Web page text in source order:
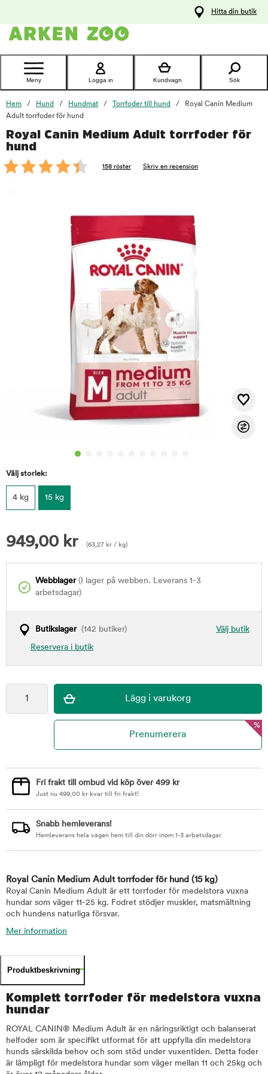
Kontakta
Hitta din butik
Meny Logga in Kundvagn Sök
Hem Hund Hundmat Torrfoder till hund
Royal Canin Medium
Adult torrfoder för hund
Royal Canin Medium Adult torrfoder för
hund
158 röster Skriv en recension
Välj storlek:
4 kg 15 kg
949,00 kr (63,27 kr / kg)
Webblager(I lager på webben. Leverans 1-3
arbetsdagar)
Välj butik
Butikslager(142 butiker)
Reservera i butik
foo
%
Fri frakt till ombud vid köp över 499 kr
Just nu 499,00 kr kvar till fri frakt!
Snabb hemleverans!
Hemleverans hela vägen hem till din dörr inom 1-3 arbetsdagar.
Royal Canin Medium Adult torrfoder för hund (15 kg)
Royal Canin Medium Adult är ett torrfoder för medelstora vuxna
hundar som väger 11-25 kg. Fodret stödjer muskler, matsmältning
och hundens naturliga försvar.
Mer information
Produktbeskrivning
Komplett torrfoder för medelstora vuxna
hundar
ROYAL CANIN® Medium Adult är en näringsriktigt och balanserat
helfoder som är specifikt utformat för att uppfylla din medelstora
hunds särskilda behov och som stöd under vuxentiden. Detta foder
är lämpligt för medelstora hundar som väger mellan 11 och 25kg och